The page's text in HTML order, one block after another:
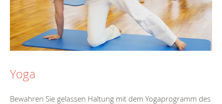
Yoga
Bewahren Sie gelassen Haltung mit dem Yogaprogramm des